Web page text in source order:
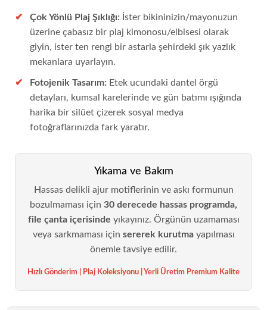
Çok Yönlü Plaj Şıklığı: İster bikininizin/mayonuzun
üzerine çabasız bir plaj kimonosu/elbisesi olarak
giyin, ister ten rengi bir astarla şehirdeki şık yazlık
mekanlara uyarlayın.
Fotojenik Tasarım: Etek ucundaki dantel örgü
detayları, kumsal karelerinde ve gün batımı ışığında
harika bir silüet çizerek sosyal medya
fotoğraflarınızda fark yaratır.
Yıkama ve Bakım
Hassas delikli ajur motiflerinin ve askı formunun
bozulmaması için 30 derecede hassas programda,
file çanta içerisinde yıkayınız. Örgünün uzamaması
veya sarkmaması için sererek kurutmayapılması
önemle tavsiye edilir.
Hızlı Gönderim | Plaj Koleksiyonu | Yerli Üretim Premium Kalite